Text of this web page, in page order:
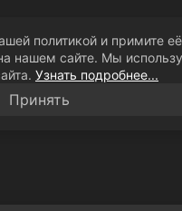
политикой и примите
нашем сайте. Мы
Узнать подробнее...
Принять